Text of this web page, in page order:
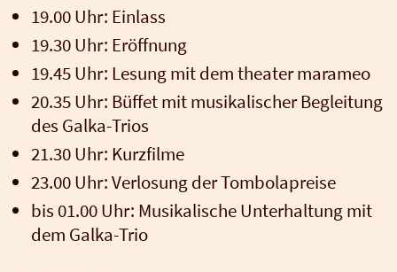
19.00 Uhr: Ein­lass
19.30 Uhr: Eröff­nung
19.45 Uhr: Lesung mit dem thea­ter mara­meo
20.35 Uhr: Büf­fet mit musi­ka­li­scher Beglei­tung
des Gal­ka-Tri­os
21.30 Uhr: Kurz­fil­me
23.00 Uhr: Ver­lo­sung der Tom­bo­la­prei­se
bis 01.00 Uhr: Musi­ka­li­sche Unter­hal­tung mit
dem Gal­ka-Trio